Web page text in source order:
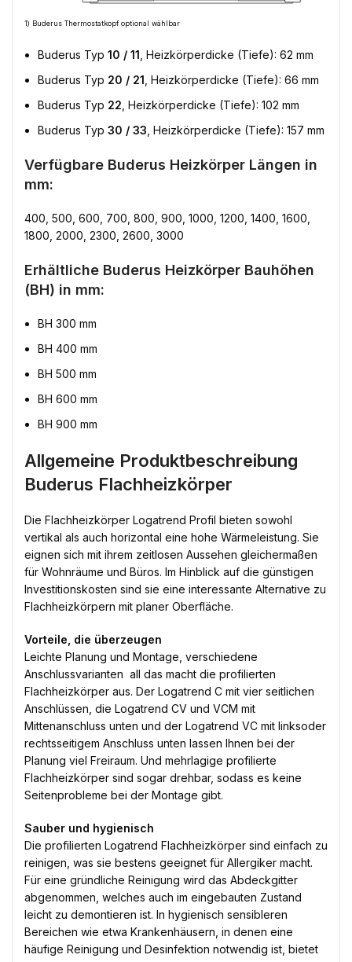
1) Buderus Thermostatkopf optional wählbar
Buderus Typ 10 / 11 , Heizkörperdicke (Tiefe): 62 mm
Buderus Typ 20 / 21 , Heizkörperdicke (Tiefe): 66 mm
Buderus Typ 22 , Heizkörperdicke (Tiefe): 102 mm
Buderus Typ 30 / 33 , Heizkörperdicke (Tiefe): 157 mm
Verfügbare Buderus Heizkörper Längen in
mm:
400, 500, 600, 700, 800, 900, 1000, 1200, 1400, 1600,
1800, 2000, 2300, 2600, 3000
Erhältliche Buderus Heizkörper Bauhöhen
(BH) in mm:
BH 300 mm
BH 400 mm
BH 500 mm
BH 600 mm
BH 900 mm
Allgemeine Produktbeschreibung
Buderus Flachheizkörper
Die Flachheizkörper Logatrend Profil bieten sowohl
vertikal als auch horizontal eine hohe Wärmeleistung. Sie
eignen sich mit ihrem zeitlosen Aussehen gleichermaßen
für Wohnräume und Büros. Im Hinblick auf die günstigen
Investitionskosten sind sie eine interessante Alternative zu
Flachheizkörpern mit planer Oberfläche.
Vorteile, die überzeugen
Leichte Planung und Montage, verschiedene
Anschlussvarianten  all das macht die profilierten
Flachheizkörper aus. Der Logatrend C mit vier seitlichen
Anschlüssen, die Logatrend CV und VCM mit
Mittenanschluss unten und der Logatrend VC mit linksoder
rechtsseitigem Anschluss unten lassen Ihnen bei der
Planung viel Freiraum. Und mehrlagige profilierte
Flachheizkörper sind sogar drehbar, sodass es keine
Seitenprobleme bei der Montage gibt.
Sauber und hygienisch
Die profilierten Logatrend Flachheizkörper sind einfach zu
reinigen, was sie bestens geeignet für Allergiker macht.
Für eine gründliche Reinigung wird das Abdeckgitter
abgenommen, welches auch im eingebauten Zustand
leicht zu demontieren ist. In hygienisch sensibleren
Bereichen wie etwa Krankenhäusern, in denen eine
häufige Reinigung und Desinfektion notwendig ist, bietet